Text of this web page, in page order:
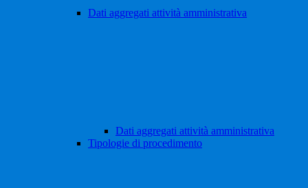
Dati aggregati attività amministrativa
Dati aggregati attività amministrativa
Tipologie di procedimento